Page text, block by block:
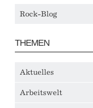
Rock-Blog
THEMEN
Aktuelles
Arbeitswelt